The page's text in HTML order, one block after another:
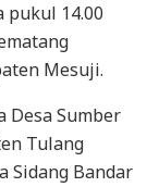
pukul 14.00
Mesuji.
Desa Sumber
Tulang
Sidang Bandar